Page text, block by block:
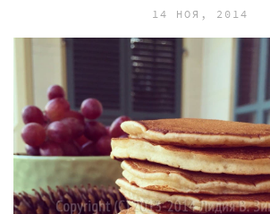
14 НОЯ, 2014